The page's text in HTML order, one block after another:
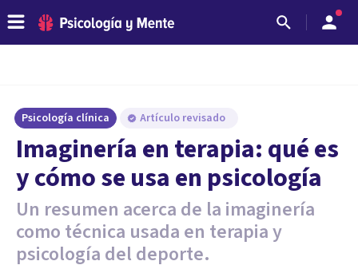
Psicología clínica Artículo revisado
Imaginería en terapia: qué es
y cómo se usa en psicología
Un resumen acerca de la imaginería
como técnica usada en terapia y
psicología del deporte.